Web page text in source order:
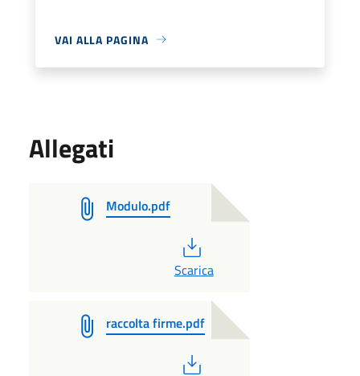
VAI ALLA PAGINA
Allegati
Modulo.pdf
Scarica
raccolta firme.pdf